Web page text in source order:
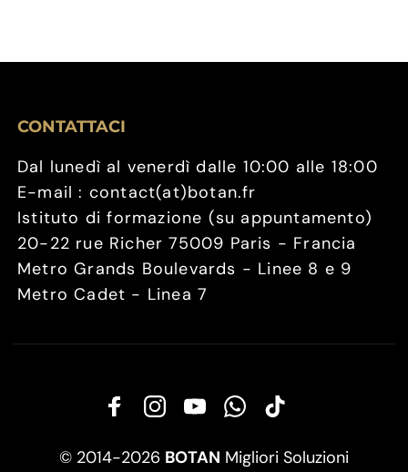
CONTATTACI
Dal lunedì al venerdì dalle 10:00 alle 18:00
E-mail : contact(at)botan.fr
Istituto di formazione (su appuntamento)
20-22 rue Richer 75009 Paris - Francia
Metro Grands Boulevards - Linee 8 e 9
Metro Cadet - Linea 7
© 2014-2026 BOTAN Migliori Soluzioni